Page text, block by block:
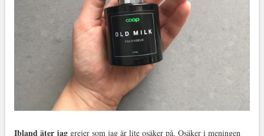
Ibland äter jaggrejer som jag är lite osäker på. Osäker i meningen